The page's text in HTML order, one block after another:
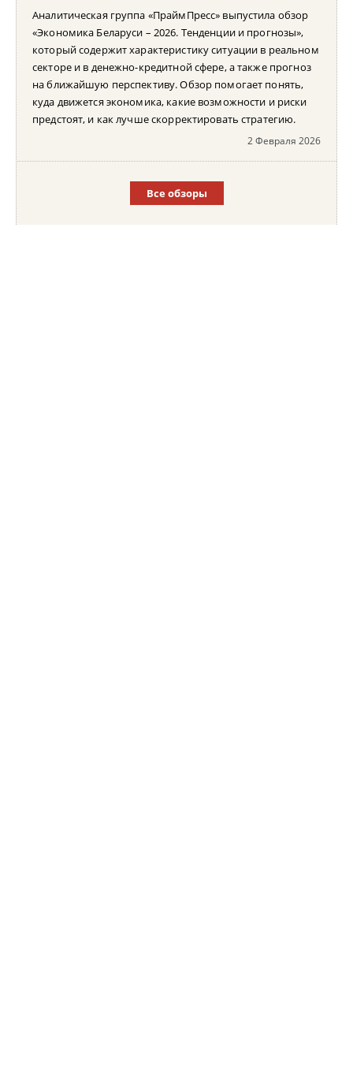
Аналитическая группа «ПраймПресс» выпустила обзор
«Экономика Беларуси – 2026. Тенденции и прогнозы»,
который содержит характеристику ситуации в реальном
секторе и в денежно-кредитной сфере, а также прогноз
на ближайшую перспективу. Обзор помогает понять,
куда движется экономика, какие возможности и риски
предстоят, и как лучше скорректировать стратегию.
2 Февраля 2026
Все обзоры